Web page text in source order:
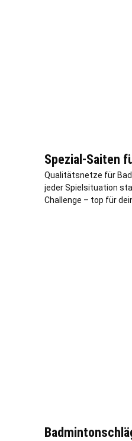
Spezial-Saiten
Qualitätsnetze für
jeder Spielsituation
Challenge – top für